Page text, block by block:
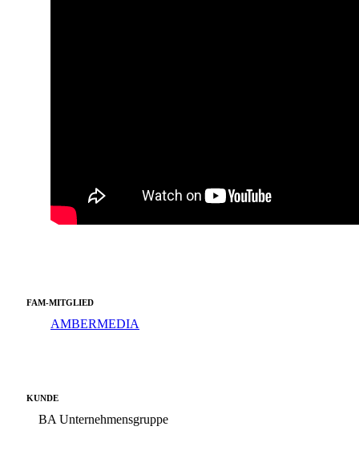
FAM-MITGLIED
AMBERMEDIA
KUNDE
BA Unternehmensgruppe